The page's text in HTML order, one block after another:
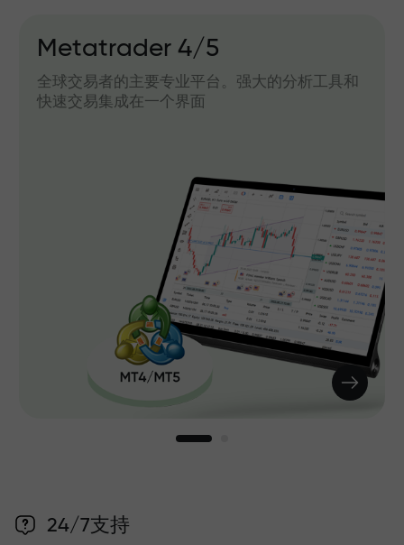
Metatrader 4/5
全球交易者的主要专业平台。强大的分析工具和
快速交易集成在一个界面
24/7支持